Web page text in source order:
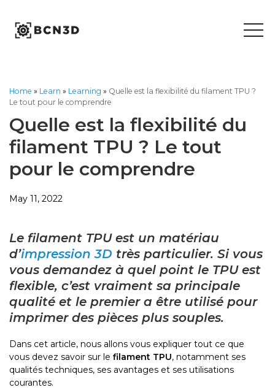
content
Home » Learn » Learning » Quelle est la flexibilité du filament TPU ?
Le tout pour le comprendre
Quelle est la flexibilité du
filament TPU ? Le tout
pour le comprendre
May 11, 2022
Le filament TPU est un matériau
d’impression 3D très particulier. Si vous
vous demandez à quel point le TPU est
flexible, c’est vraiment sa principale
qualité et le premier a être utilisé pour
imprimer des pièces plus souples.
Dans cet article, nous allons vous expliquer tout ce que
vous devez savoir sur le filament TPU, notamment ses
qualités techniques, ses avantages et ses utilisations
courantes.